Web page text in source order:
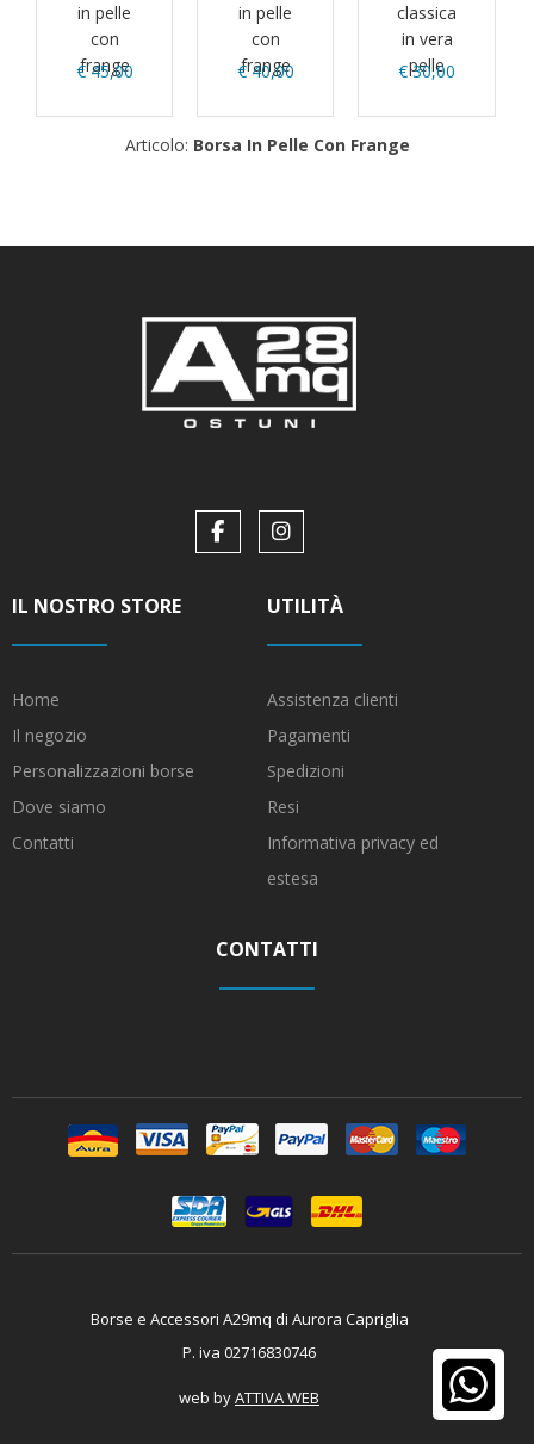
in pelle
con
frange
€ 45,00
in pelle
con
frange
€ 40,00
classica
in vera
pelle
€ 30,00
Articolo: Borsa In Pelle Con Frange
IL NOSTRO STORE
Home
Il negozio
Personalizzazioni borse
Dove siamo
Contatti
UTILITÀ
Assistenza clienti
Pagamenti
Spedizioni
Resi
Informativa privacy ed
estesa
CONTATTI
Borse e Accessori A29mq di Aurora Capriglia
P. iva 02716830746
web byATTIVA WEB